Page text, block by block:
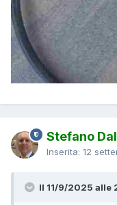
Stefano
Inserita: 12
Il 11/9/2025 alle